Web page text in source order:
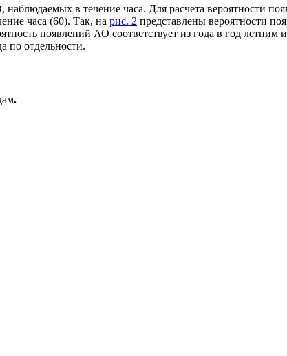
в течение часа. Для расчета вероятности
часа (60). Так, на рис. 2 представлены вероятности
появлений АО соответствует из года в год
по отдельности.
.